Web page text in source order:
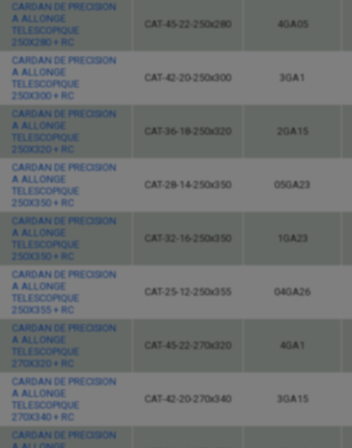
CARDAN DE PRECISION
A ALLONGE
TELESCOPIQUE
250X280 + RC
CAT-45-22-250x280 4GA05
CARDAN DE PRECISION
A ALLONGE
TELESCOPIQUE
250X300 + RC
CAT-42-20-250x300 3GA1
CARDAN DE PRECISION
A ALLONGE
TELESCOPIQUE
250X320 + RC
CAT-36-18-250x320 2GA15
CARDAN DE PRECISION
A ALLONGE
TELESCOPIQUE
250X350 + RC
CAT-28-14-250x350 05GA23
CARDAN DE PRECISION
A ALLONGE
TELESCOPIQUE
250X350 + RC
CAT-32-16-250x350 1GA23
CARDAN DE PRECISION
A ALLONGE
TELESCOPIQUE
250X355 + RC
CAT-25-12-250x355 04GA26
CARDAN DE PRECISION
A ALLONGE
TELESCOPIQUE
270X320 + RC
CAT-45-22-270x320 4GA1
CARDAN DE PRECISION
A ALLONGE
TELESCOPIQUE
270X340 + RC
CAT-42-20-270x340 3GA15
CARDAN DE PRECISION